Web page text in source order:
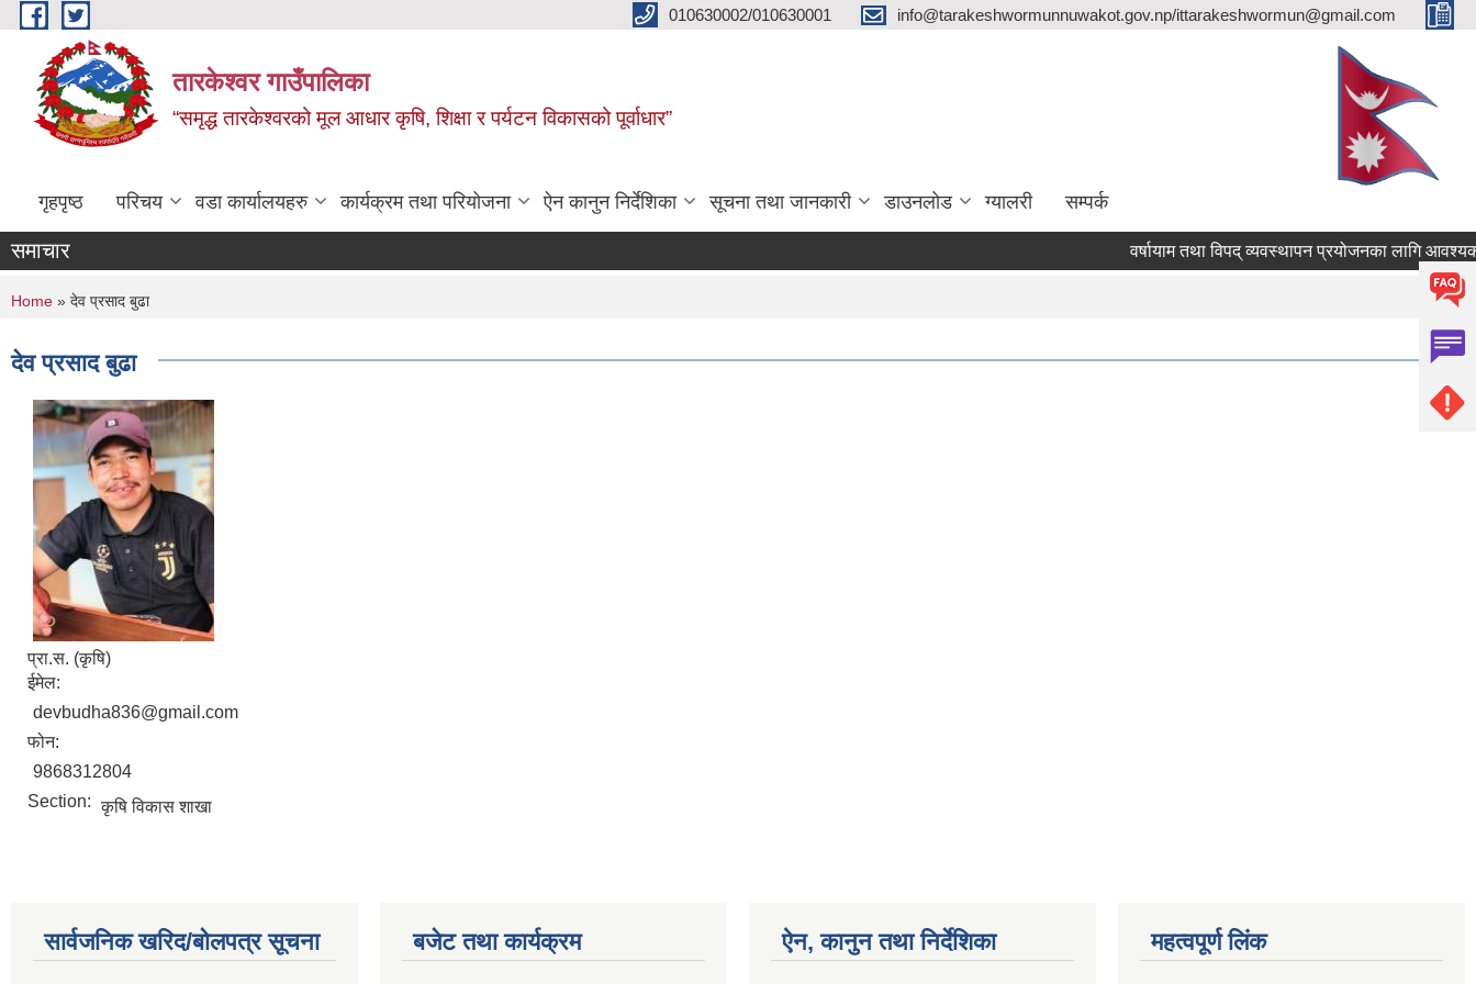
Skip to main content 010630002/010630001 info@tarakeshwormunnuwakot.gov.np/ittarakeshwormun@gmail.com
तारकेश्वर गाउँपालिका
“समृद्ध तारकेश्वरको मूल आधार कृषि, शिक्षा र पर्यटन विकासको पूर्वाधार”
गृहपृष्ठ परिचय वडा कार्यालयहरु कार्यक्रम तथा परियोजना ऐन कानुन निर्देशिका सूचना तथा जानकारी डाउनलोड ग्यालरी सम्पर्क
समाचार वर्षायाम तथा विपद् व्यवस्थापन प्रयोजनका लागि आवश्यक
You are here
Home » देव प्रसाद बुढा
देव प्रसाद बुढा
प्रा.स. (कृषि)
ईमेल:
devbudha836@gmail.com
फोन:
9868312804
Section: कृषि विकास शाखा
सार्वजनिक खरिद/बोलपत्र सूचना बजेट तथा कार्यक्रम ऐन, कानुन तथा निर्देशिका महत्वपूर्ण लिंक